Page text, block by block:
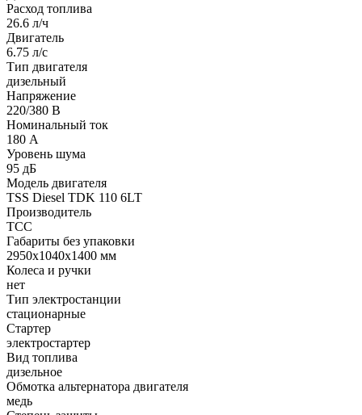
Расход топлива
26.6 л/ч
Двигатель
6.75 л/с
Тип двигателя
дизельный
Напряжение
220/380 В
Номинальный ток
180 А
Уровень шума
95 дБ
Модель двигателя
TSS Diesel TDK 110 6LT
Производитель
ТСС
Габариты без упаковки
2950x1040x1400 мм
Колеса и ручки
нет
Тип электростанции
стационарные
Стартер
электростартер
Вид топлива
дизельное
Обмотка альтернатора двигателя
медь